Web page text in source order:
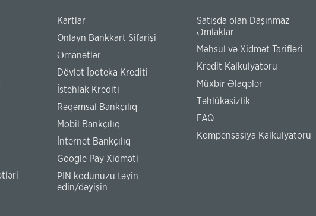
Kartlar
Onlayn Bankkart Sifarişi
Əmanətlər
Dövlət İpoteka Krediti
İstehlak Krediti
Rəqəmsal Bankçılıq
Mobil Bankçılıq
İnternet Bankçılıq
Google Pay Xidməti
PIN kodunuzu təyin
edin/dəyişin
Satışda olan Daşınmaz
Əmlaklar
Məhsul və Xidmət Tarifləri
Kredit Kalkulyatoru
Müxbir Əlaqələr
Təhlükəsizlik
FAQ
Kompensasiya Kalkulyatoru